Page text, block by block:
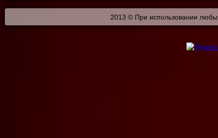
2013 © При использовании